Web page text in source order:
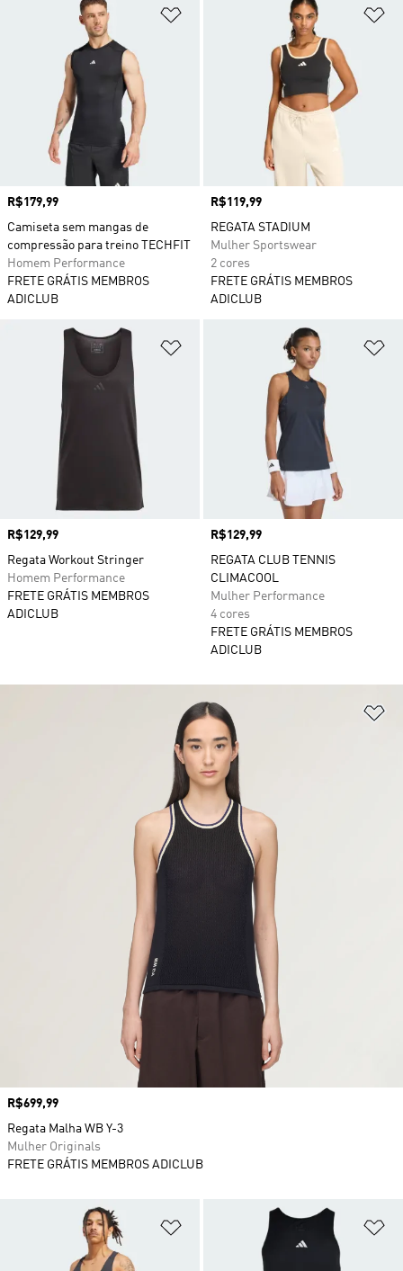
Adicionar à Lista de Desejos
Preço
R$179,99
Camiseta sem mangas de
compressão para treino TECHFIT
Homem Performance
FRETE GRÁTIS MEMBROS
ADICLUB
Preço
R$119,99
REGATA STADIUM
Mulher Sportswear
2 cores
FRETE GRÁTIS MEMBROS
ADICLUB
Adicionar à Lista de Desejos
Preço
R$129,99
Regata Workout Stringer
Homem Performance
FRETE GRÁTIS MEMBROS
ADICLUB
Preço
R$129,99
REGATA CLUB TENNIS
CLIMACOOL
Mulher Performance
4 cores
FRETE GRÁTIS MEMBROS
ADICLUB
Adicionar à Lista de Desejos
Preço
R$699,99
Regata Malha WB Y-3
Mulher Originals
FRETE GRÁTIS MEMBROS ADICLUB